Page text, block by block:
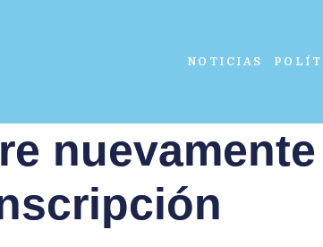
NOTICIAS